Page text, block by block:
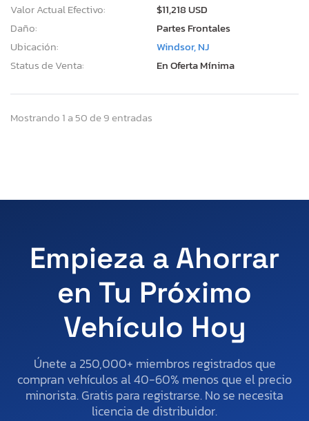
Valor Actual Efectivo:
$11,218 USD
Daño:
Partes Frontales
Ubicación:
Windsor, NJ
Status de Venta:
En Oferta Mínima
Mostrando 1 a 50 de 9 entradas
Empieza a Ahorrar
en Tu Próximo
Vehículo Hoy
Únete a 250,000+ miembros registrados que
compran vehículos al 40-60% menos que el precio
minorista. Gratis para registrarse. No se necesita
licencia de distribuidor.